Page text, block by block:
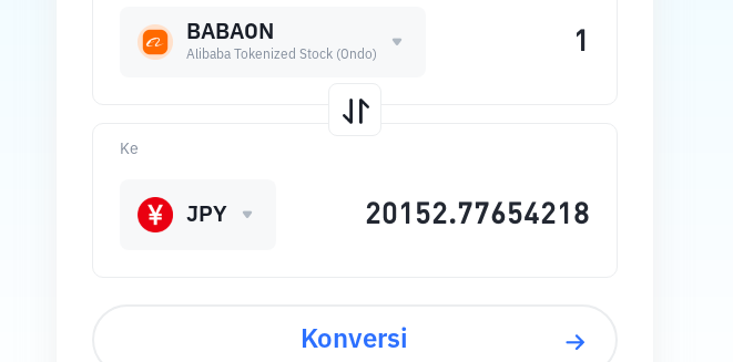
BABAON
Alibaba Tokenized Stock (Ondo)
Ke
JPY
Konversi